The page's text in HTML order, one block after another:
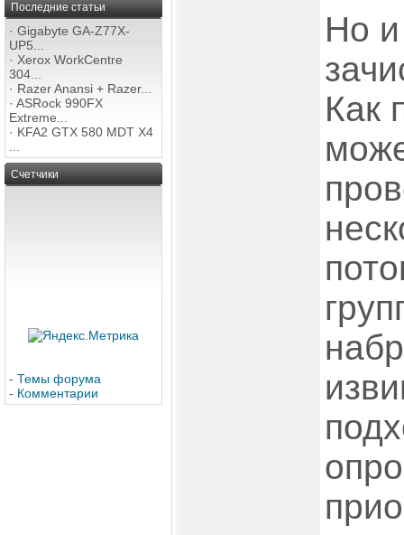
Последние статьи
· Gigabyte GA-Z77X-
UP5...
· Xerox WorkCentre
304...
· Razer Anansi + Razer...
· ASRock 990FX
Extreme...
· KFA2 GTX 580 MDT X4
Счетчики
- Темы форума
- Комментарии
Но
Как